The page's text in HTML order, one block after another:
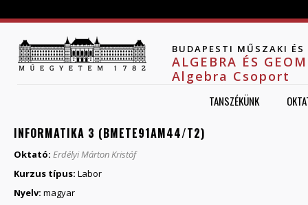
BUDAPESTI MŰSZAKI
ALGEBRA ÉS
Algebra Csoport
TANSZÉKÜNK
INFORMATIKA 3 (BMETE91AM44/T2)
Oktató: Erdélyi Márton Kristóf
Kurzus típus: Labor
Nyelv: magyar